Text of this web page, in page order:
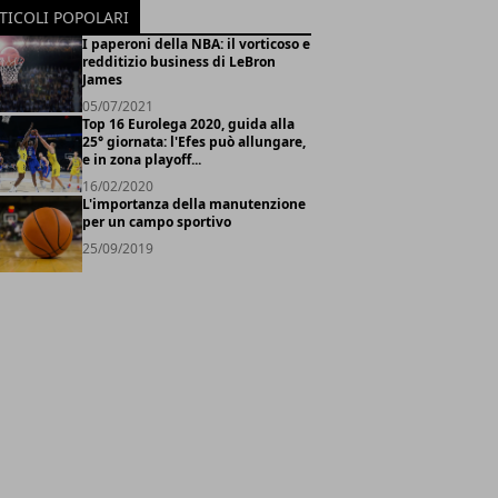
POPOLARI
I paperoni della NBA: il vorticoso e
redditizio business di LeBron
James
05/07/2021
Top 16 Eurolega 2020, guida alla
25° giornata: l'Efes può allungare,
e in zona playoff...
16/02/2020
L'importanza della manutenzione
per un campo sportivo
25/09/2019